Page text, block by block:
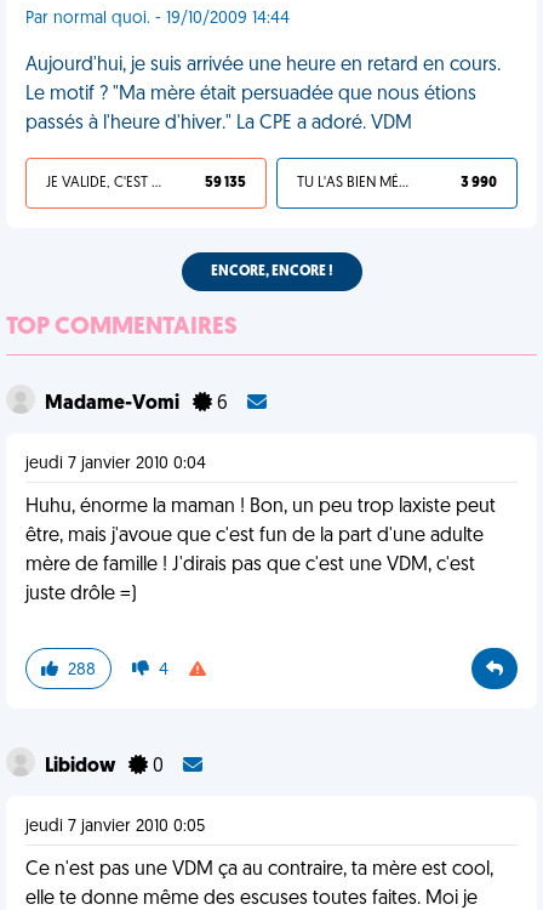
Par normal quoi. - 19/10/2009 14:44
Aujourd'hui, je suis arrivée une heure en retard en cours.
Le motif ? "Ma mère était persuadée que nous étions
passés à l'heure d'hiver." La CPE a adoré. VDM
JE VALIDE, C'EST UNE VDM 59 135 TU L'AS BIEN MÉRITÉ 3 990
ENCORE, ENCORE !
TOP COMMENTAIRES
Madame-Vomi 6
jeudi 7 janvier 2010 0:04
Huhu, énorme la maman ! Bon, un peu trop laxiste peut
être, mais j'avoue que c'est fun de la part d'une adulte
mère de famille ! J'dirais pas que c'est une VDM, c'est
juste drôle =)
288 4
Libidow 0
jeudi 7 janvier 2010 0:05
Ce n'est pas une VDM ça au contraire, ta mère est cool,
elle te donne même des escuses toutes faites. Moi je